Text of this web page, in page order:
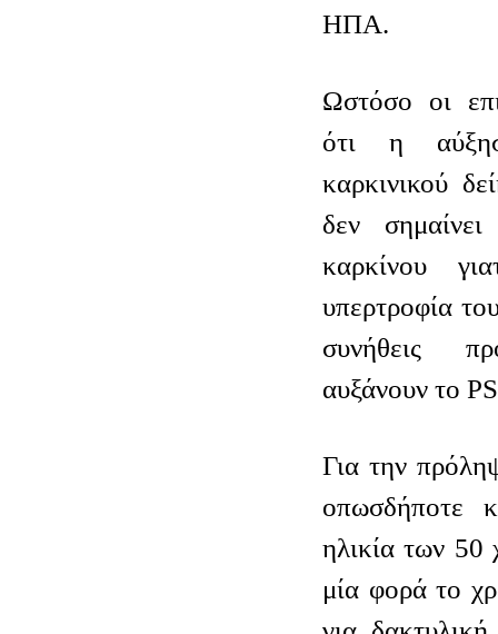
ΗΠΑ.
Ωστόσο οι
ότι η
καρκινικού
δεν
καρκίνου
υπερτροφία
συνήθεις
αυξάνουν το
Για την
οπωσδήποτε
ηλικία των 50
μία φορά το